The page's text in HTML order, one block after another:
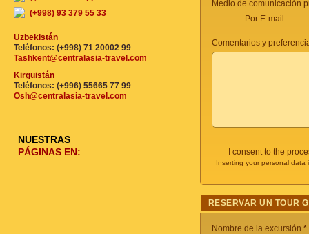
Medio de comunicación
Por E-mail
Comentarios y
I consent to the
Inserting your personal
RESERVAR UN TOUR
Nombre de la excursión *
(+998) 93 379 55 33
Uzbekistán
Teléfonos: (+998) 71 20002 99
Tashkent@centralasia-travel.com
Kirguistán
Teléfonos: (+996) 55665 77 99
Osh@centralasia-travel.com
NUESTRAS
PÁGINAS EN: